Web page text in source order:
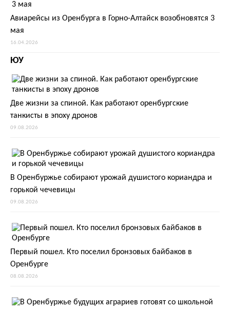
Авиарейсы из Оренбурга в Горно-Алтайск возобновятся 3
мая
16.04.2026
ЮУ
Две жизни за спиной. Как работают оренбургские
танкисты в эпоху дронов
09.08.2026
В Оренбуржье собирают урожай душистого кориандра и
горькой чечевицы
09.08.2026
Первый пошел. Кто поселил бронзовых байбаков в
Оренбурге
08.08.2026